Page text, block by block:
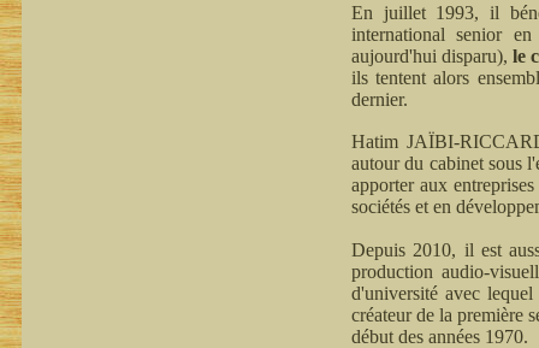
En juillet 1993, il
international senior
aujourd'hui disparu), le
ils tentent alors
dernier.
Hatim JAÏBI-
autour du cabinet sous
apporter aux
sociétés et en
Depuis 2010, il est
production audio-
d'université avec
créateur de la première
début des années 1970.